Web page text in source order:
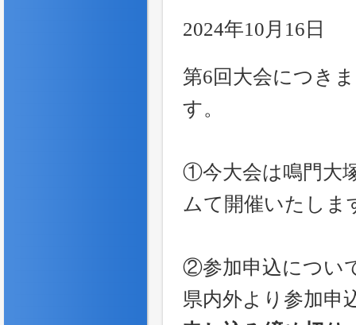
2024年10月16日
第6回大会につき
す。
①今大会は鳴門大
ムて開催いたしま
②参加申込につい
県内外より参加申